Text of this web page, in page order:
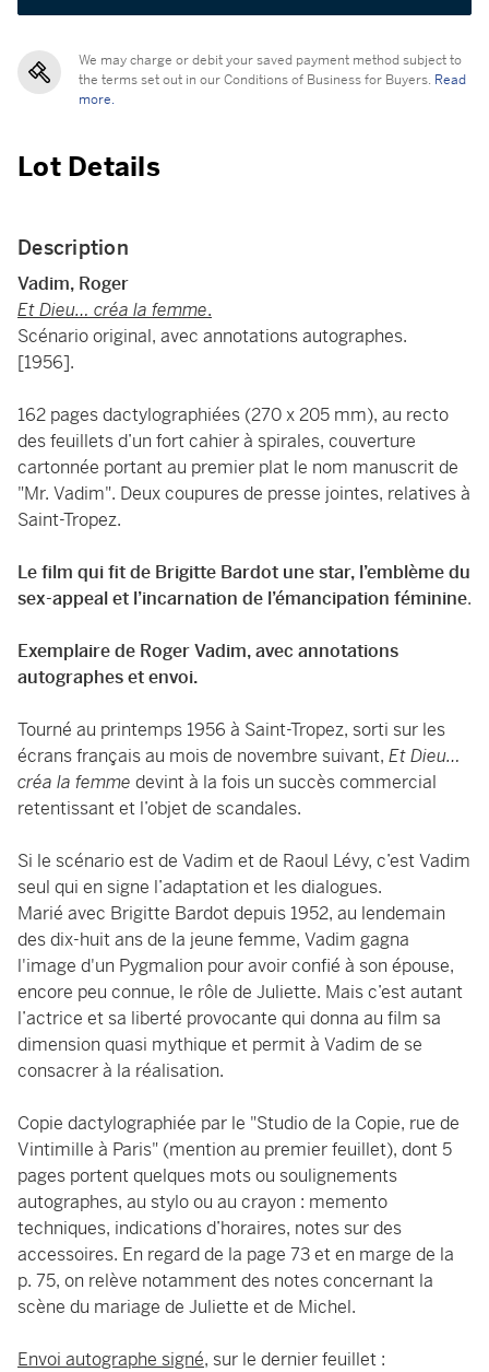
We may charge or debit your saved payment method subject to
the terms set out in our Conditions of Business for Buyers. Read
more.
Lot Details
Description
Vadim, Roger
Et Dieu… créa la femme.
Scénario original, avec annotations autographes.
[1956].
162 pages dactylographiées (270 x 205 mm), au recto
des feuillets d’un fort cahier à spirales, couverture
cartonnée portant au premier plat le nom manuscrit de
"Mr. Vadim". Deux coupures de presse jointes, relatives à
Saint-Tropez.
Le film qui fit de Brigitte Bardot une star, l’emblème du
sex-appeal et l’incarnation de l’émancipation féminine.
Exemplaire de Roger Vadim, avec annotations
autographes et envoi.
Tourné au printemps 1956 à Saint-Tropez, sorti sur les
écrans français au mois de novembre suivant, Et Dieu…
créa la femme devint à la fois un succès commercial
retentissant et l’objet de scandales.
Si le scénario est de Vadim et de Raoul Lévy, c’est Vadim
seul qui en signe l’adaptation et les dialogues.
Marié avec Brigitte Bardot depuis 1952, au lendemain
des dix-huit ans de la jeune femme, Vadim gagna
l'image d'un Pygmalion pour avoir confié à son épouse,
encore peu connue, le rôle de Juliette. Mais c’est autant
l’actrice et sa liberté provocante qui donna au film sa
dimension quasi mythique et permit à Vadim de se
consacrer à la réalisation.
Copie dactylographiée par le "Studio de la Copie, rue de
Vintimille à Paris" (mention au premier feuillet), dont 5
pages portent quelques mots ou soulignements
autographes, au stylo ou au crayon : memento
techniques, indications d’horaires, notes sur des
accessoires. En regard de la page 73 et en marge de la
p. 75, on relève notamment des notes concernant la
scène du mariage de Juliette et de Michel.
Envoi autographe signé, sur le dernier feuillet :